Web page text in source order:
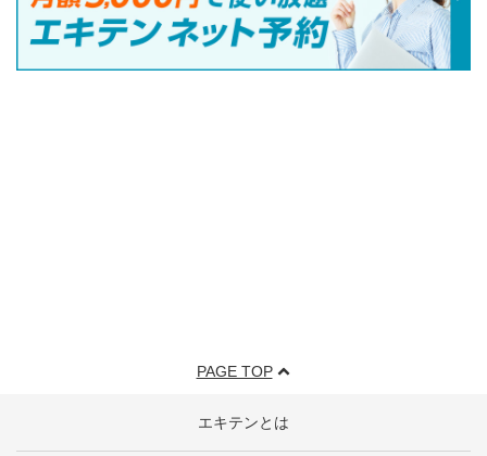
PAGE TOP
エキテンとは